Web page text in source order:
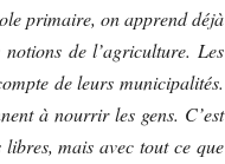
primaire, on apprend déjà
de l’agriculture. Les
de leurs municipalités.
à nourrir les gens. C’est
libres, mais avec tout ce que